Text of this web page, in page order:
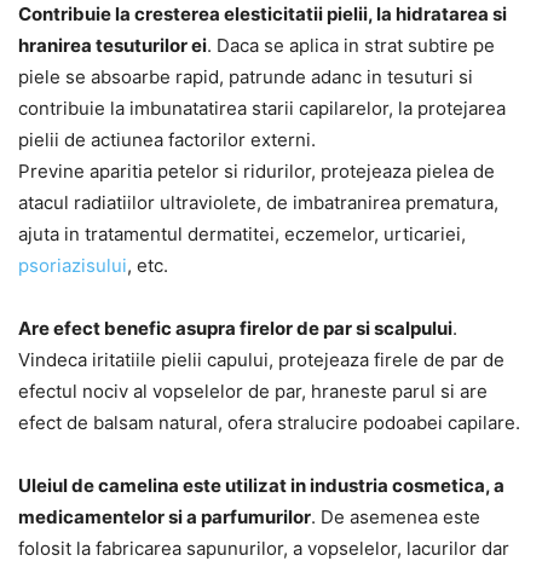
Contribuie la cresterea elesticitatii pielii, la hidratarea si
hranirea tesuturilor ei. Daca se aplica in strat subtire pe
piele se absoarbe rapid, patrunde adanc in tesuturi si
contribuie la imbunatatirea starii capilarelor, la protejarea
pielii de actiunea factorilor externi.
Previne aparitia petelor si ridurilor, protejeaza pielea de
atacul radiatiilor ultraviolete, de imbatranirea prematura,
ajuta in tratamentul dermatitei, eczemelor, urticariei,
psoriazisului, etc.
Are efect benefic asupra firelor de par si scalpului.
Vindeca iritatiile pielii capului, protejeaza firele de par de
efectul nociv al vopselelor de par, hraneste parul si are
efect de balsam natural, ofera stralucire podoabei capilare.
Uleiul de camelina este utilizat in industria cosmetica, a
medicamentelor si a parfumurilor. De asemenea este
folosit la fabricarea sapunurilor, a vopselelor, lacurilor dar